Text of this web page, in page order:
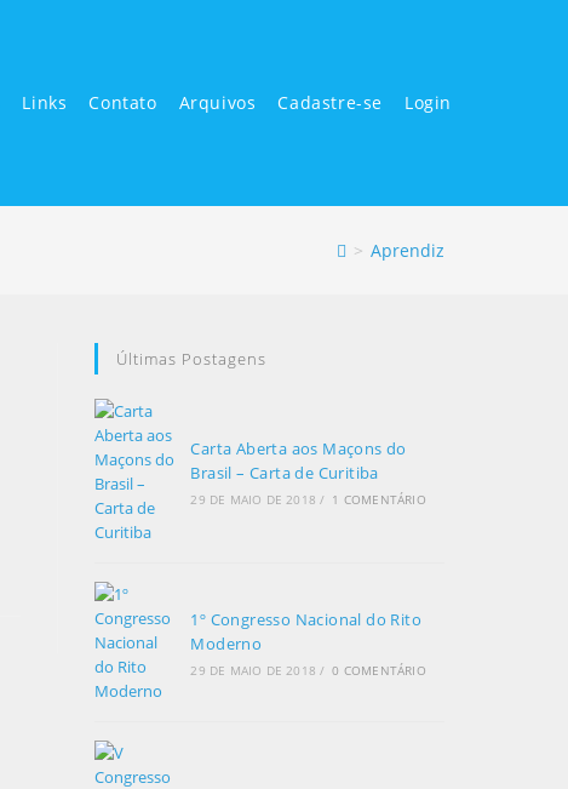
Links Contato Arquivos Cadastre-se Login
> Aprendiz
Últimas Postagens
Carta Aberta aos Maçons do
Brasil – Carta de Curitiba
29 DE MAIO DE 2018 / 1 COMENTÁRIO
1º Congresso Nacional do Rito
Moderno
29 DE MAIO DE 2018 / 0 COMENTÁRIO